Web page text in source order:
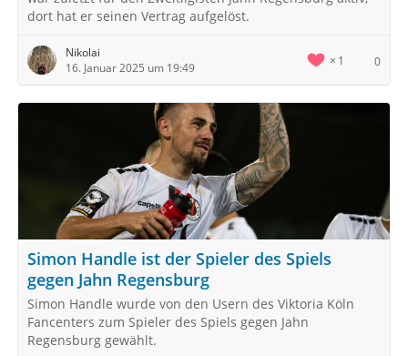
dort hat er seinen Vertrag aufgelöst.
Nikolai
16. Januar 2025 um 19:49
1 0
Simon Handle ist der Spieler des Spiels
gegen Jahn Regensburg
Simon Handle wurde von den Usern des Viktoria Köln
Fancenters zum Spieler des Spiels gegen Jahn
Regensburg gewählt.